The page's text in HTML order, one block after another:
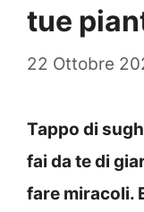
tue
22 Ottobre
Tappo di
fai da te di
fare miracoli.